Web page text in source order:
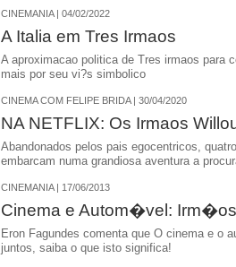
CINEMANIA | 04/02/2022
A Italia em Tres Irmaos
A aproximacao politica de Tres irmaos para
mais por seu vi?s simbolico
CINEMA COM FELIPE BRIDA | 30/04/2020
NA NETFLIX: Os Irmaos
Abandonados pelos pais egocentricos,
embarcam numa grandiosa aventura a
CINEMANIA | 17/06/2013
Cinema e Autom�vel: Irm�os
Eron Fagundes comenta que O cinema e o
juntos, saiba o que isto significa!